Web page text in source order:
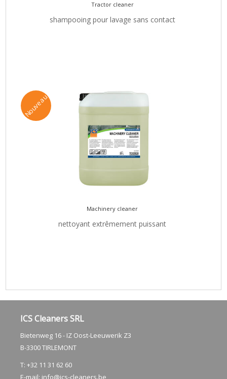
Tractor cleaner
shampooing pour lavage sans contact
Nouveau
Machinery cleaner
nettoyant extrêmement puissant
ICS Cleaners SRL
Bietenweg 16 - IZ Oost-Leeuwerik Z3
​B-3300 TIRLEMONT
T: +32 11 31 62 60
E-mail: info@ics-cleaners.be